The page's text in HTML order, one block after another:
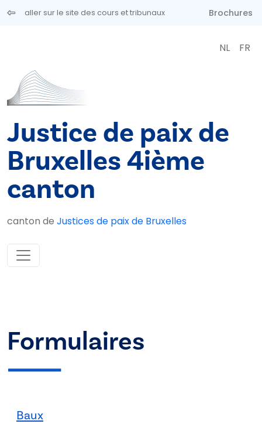
Aller au contenu principal
aller sur le site des cours et tribunaux Brochures
NL FR
Justice de paix de
Bruxelles 4ième
canton
canton de Justices de paix de Bruxelles
Formulaires
Baux